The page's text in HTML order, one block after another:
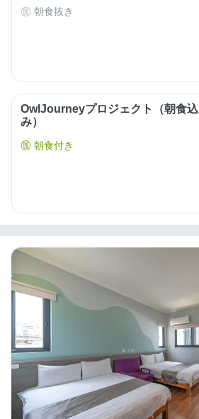
朝食抜き
OwlJourneyプロジェクト（朝食込
み）
朝食付き